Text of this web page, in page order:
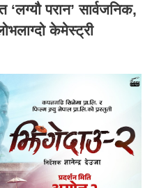
‘लग्यौ परान’ सार्वजनिक,
केमेस्ट्री